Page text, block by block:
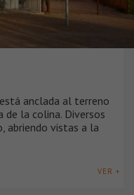
anclada al terreno
la colina. Diversos
abriendo vistas a la
VER +